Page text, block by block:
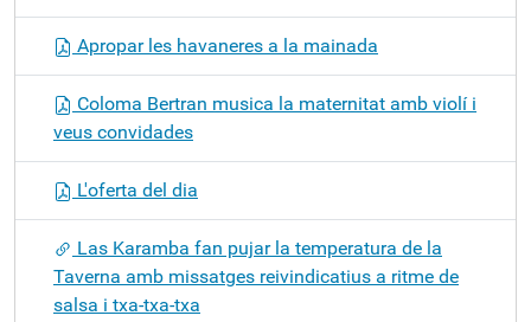
Apropar les havaneres a la mainada
Coloma Bertran musica la maternitat amb violí i
veus convidades
L'oferta del dia
Las Karamba fan pujar la temperatura de la
Taverna amb missatges reivindicatius a ritme de
salsa i txa-txa-txa